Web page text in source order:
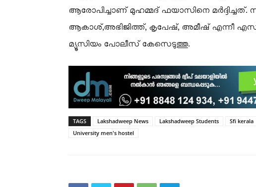
ആരോപിച്ചാണ് മുഹമ്മദ് ഫയാസിനെ
ആകാശ്,അഭിജിത്ത്, കൃപേഷ്, അമീഷ് എന്നീ
മ്യൂസിയം പോലീസ് കേസെടുത്തു.
TAGS Lakshadweep News Lakshadweep Students Sfi kerala
University men's hostel